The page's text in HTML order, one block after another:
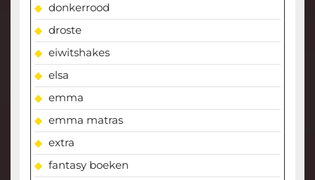
donkerrood
droste
eiwitshakes
elsa
emma
emma matras
extra
fantasy boeken